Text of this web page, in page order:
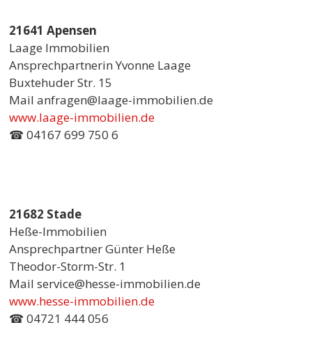
21641 Apensen
Laage Immobilien
Ansprechpartnerin Yvonne Laage
Buxtehuder Str. 15
Mail anfragen@laage-immobilien.de
www.laage-immobilien.de
☎ 04167 699 750 6
21682 Stade
Heße-Immobilien
Ansprechpartner Günter Heße
Theodor-Storm-Str. 1
Mail service@hesse-immobilien.de
www.hesse-immobilien.de
☎ 04721 444 056